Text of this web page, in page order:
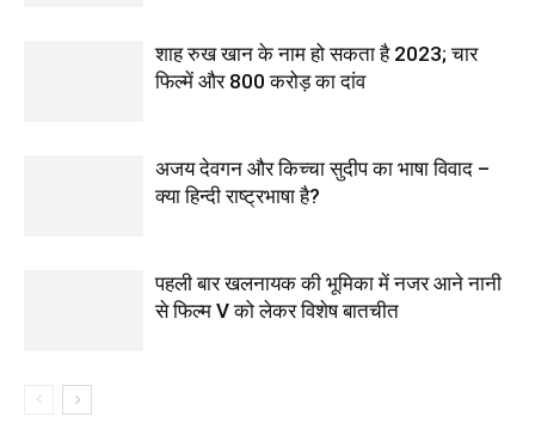
शाह रुख खान के नाम हो सकता है 2023; चार
फिल्में और 800 करोड़ का दांव
अजय देवगन और किच्चा सुदीप का भाषा विवाद –
क्या हिन्दी राष्ट्रभाषा है?
पहली बार खलनायक की भूमिका में नजर आने नानी
से फिल्‍म V को लेकर विशेष बातचीत